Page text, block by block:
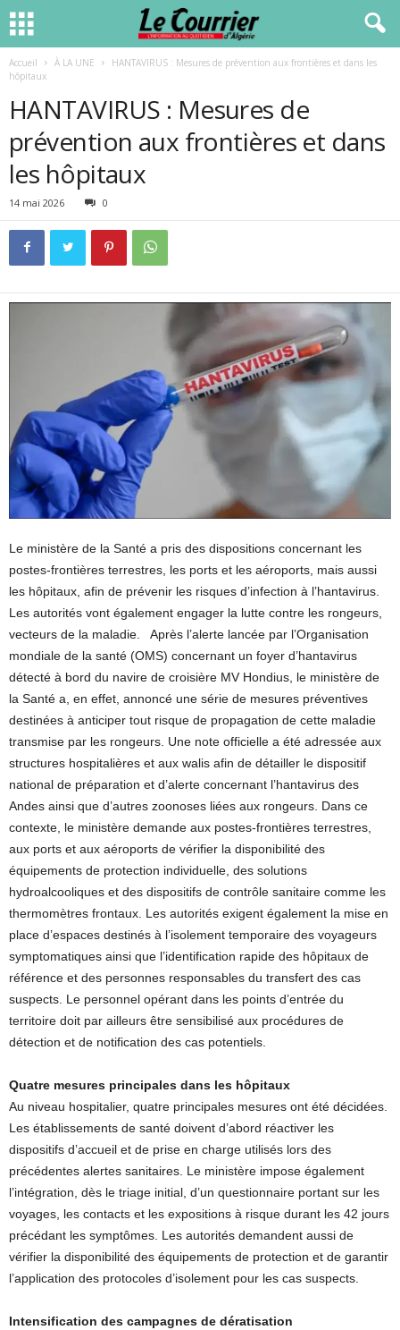
Accueil À LA UNE
HANTAVIRUS : Mesures de prévention aux frontières et dans les
hôpitaux
HANTAVIRUS : Mesures de
prévention aux frontières et dans
les hôpitaux
14 mai 2026 0
Le ministère de la Santé a pris des dispositions concernant les
postes-frontières terrestres, les ports et les aéroports, mais aussi
les hôpitaux, afin de prévenir les risques d’infection à l’hantavirus.
Les autorités vont également engager la lutte contre les rongeurs,
vecteurs de la maladie. Après l’alerte lancée par l’Organisation
mondiale de la santé (OMS) concernant un foyer d’hantavirus
détecté à bord du navire de croisière MV Hondius, le ministère de
la Santé a, en effet, annoncé une série de mesures préventives
destinées à anticiper tout risque de propagation de cette maladie
transmise par les rongeurs. Une note officielle a été adressée aux
structures hospitalières et aux walis afin de détailler le dispositif
national de préparation et d’alerte concernant l’hantavirus des
Andes ainsi que d’autres zoonoses liées aux rongeurs. Dans ce
contexte, le ministère demande aux postes-frontières terrestres,
aux ports et aux aéroports de vérifier la disponibilité des
équipements de protection individuelle, des solutions
hydroalcooliques et des dispositifs de contrôle sanitaire comme les
thermomètres frontaux. Les autorités exigent également la mise en
place d’espaces destinés à l’isolement temporaire des voyageurs
symptomatiques ainsi que l’identification rapide des hôpitaux de
référence et des personnes responsables du transfert des cas
suspects. Le personnel opérant dans les points d’entrée du
territoire doit par ailleurs être sensibilisé aux procédures de
détection et de notification des cas potentiels.
Quatre mesures principales dans les hôpitaux
Au niveau hospitalier, quatre principales mesures ont été décidées.
Les établissements de santé doivent d’abord réactiver les
dispositifs d’accueil et de prise en charge utilisés lors des
précédentes alertes sanitaires. Le ministère impose également
l’intégration, dès le triage initial, d’un questionnaire portant sur les
voyages, les contacts et les expositions à risque durant les 42 jours
précédant les symptômes. Les autorités demandent aussi de
vérifier la disponibilité des équipements de protection et de garantir
l’application des protocoles d’isolement pour les cas suspects.
Intensification des campagnes de dératisation